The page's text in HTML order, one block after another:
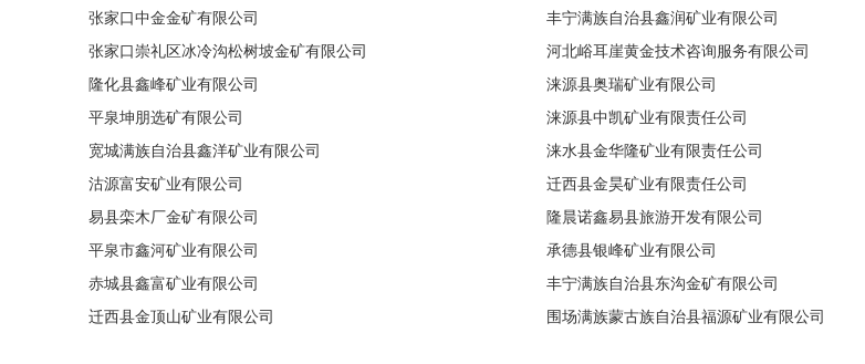
张家口中金金矿有限公司
张家口崇礼区冰冷沟松树坡金矿有限公司
隆化县鑫峰矿业有限公司
平泉坤朋选矿有限公司
宽城满族自治县鑫洋矿业有限公司
沽源富安矿业有限公司
易县栾木厂金矿有限公司
平泉市鑫河矿业有限公司
赤城县鑫富矿业有限公司
迁西县金顶山矿业有限公司
丰宁满族自治县鑫润矿业有限公司
河北峪耳崖黄金技术咨询服务有限公司
涞源县奥瑞矿业有限公司
涞源县中凯矿业有限责任公司
涞水县金华隆矿业有限责任公司
迁西县金昊矿业有限责任公司
隆晨诺鑫易县旅游开发有限公司
承德县银峰矿业有限公司
丰宁满族自治县东沟金矿有限公司
围场满族蒙古族自治县福源矿业有限公司